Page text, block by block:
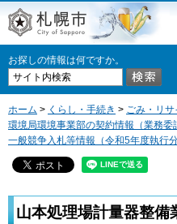
札幌市
お探しの情報は何ですか。
ホーム > くらし・手続き > ごみ・リ
環境局環境事業部の契約情報（業務委
一般競争入札等情報（令和5年度執行分
山本処理場計量器整備